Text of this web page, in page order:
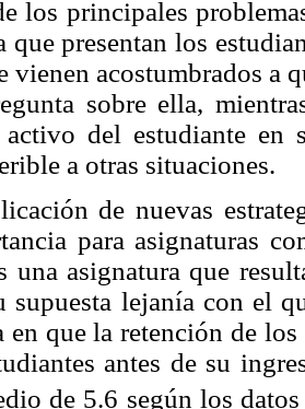
los principales
que presentan los
vienen acostumbrados a
sobre ella,
activo del estudiante en
a otras situaciones.
de nuevas
para asignaturas
una asignatura que
supuesta lejanía con el
en que la retención de
antes de su
de 5.6 según los